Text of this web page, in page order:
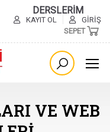
DERSLERİM
KAYIT OL
GIRIŞ
SEPET
VE WEB